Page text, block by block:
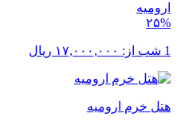
ارومیه
۲۵%
1 شب از: ۱۷,۰۰۰,۰۰۰ ریال
هتل خرم ارومیه